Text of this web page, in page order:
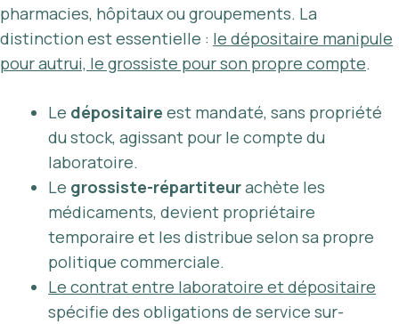
pharmacies, hôpitaux ou groupements. La
distinction est essentielle : le dépositaire manipule
pour autrui, le grossiste pour son propre compte.
Le dépositaire est mandaté, sans propriété
du stock, agissant pour le compte du
laboratoire.
Le grossiste-répartiteurachète les
médicaments, devient propriétaire
temporaire et les distribue selon sa propre
politique commerciale.
Le contrat entre laboratoire et dépositaire
spécifie des obligations de service sur-